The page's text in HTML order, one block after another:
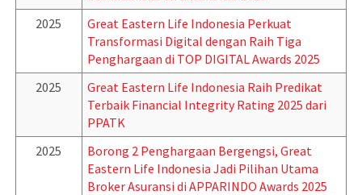
2025
Great Eastern Life Indonesia Perkuat
Transformasi Digital dengan Raih Tiga
Penghargaan di TOP DIGITAL Awards 2025
2025
Great Eastern Life Indonesia Raih Predikat
Terbaik Financial Integrity Rating 2025 dari
PPATK
2025
Borong 2 Penghargaan Bergengsi, Great
Eastern Life Indonesia Jadi Pilihan Utama
Broker Asuransi di APPARINDO Awards 2025